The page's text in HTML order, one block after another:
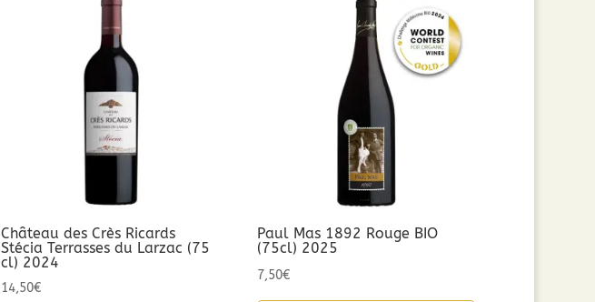
Château des Crès Ricards
Stécia Terrasses du Larzac (75
cl) 2024
14,50€
Paul Mas 1892 Rouge BIO
(75cl) 2025
7,50€